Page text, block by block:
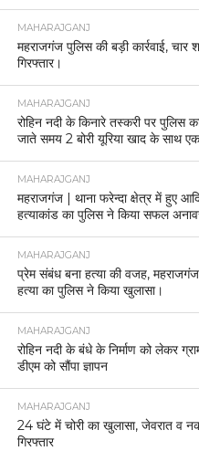
MAHARAJGANJ
महराजगंज पुलिस की बड़ी कार्रवाई, चार
गिरफ्तार।
MAHARAJGANJ
रोहिन नदी के किनारे तस्करी पर पुलिस
जाते समय 2 बोरी यूरिया खाद के साथ
MAHARAJGANJ
महराजगंज | थाना फरेन्दा क्षेत्र में हुए
हत्याकांड का पुलिस ने किया सफल
MAHARAJGANJ
प्रेम संबंध बना हत्या की वजह,
हत्या का पुलिस ने किया खुलासा।
MAHARAJGANJ
रोहिन नदी के बंधे के निर्माण को लेकर
डीएम को सौंपा ज्ञापन
MAHARAJGANJ
24 घंटे में चोरी का खुलासा, जेवरात व
गिरफ्तार